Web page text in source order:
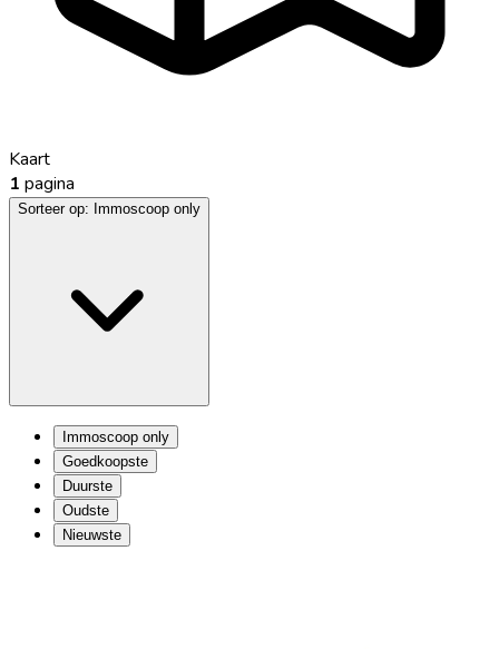
Kaart
1 pagina
Sorteer op: Immoscoop only
Immoscoop only
Goedkoopste
Duurste
Oudste
Nieuwste